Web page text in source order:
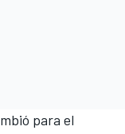
para el